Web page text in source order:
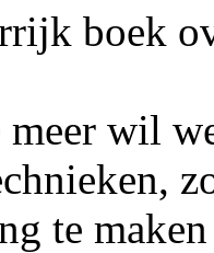
boek
wil
te